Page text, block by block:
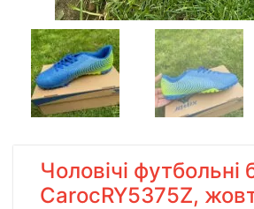
Чоловічі футбольні
CarocRY5375Z,